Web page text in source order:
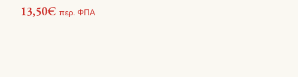
13,50€ περ. ΦΠΑ